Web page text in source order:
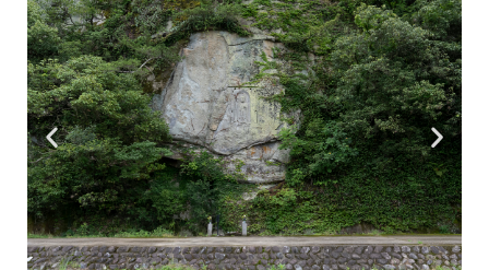
キ
ッ
プ